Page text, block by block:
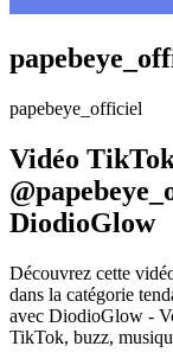
papebeye_officiel
Vidéo
DiodioGlow
Découvrez cette
dans la catégorie
avec DiodioGlow -
TikTok, buzz,